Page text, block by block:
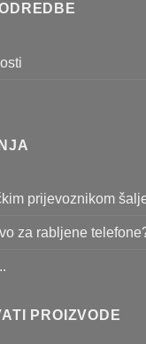
prijevoznikom
za rabljene
PROIZVODE